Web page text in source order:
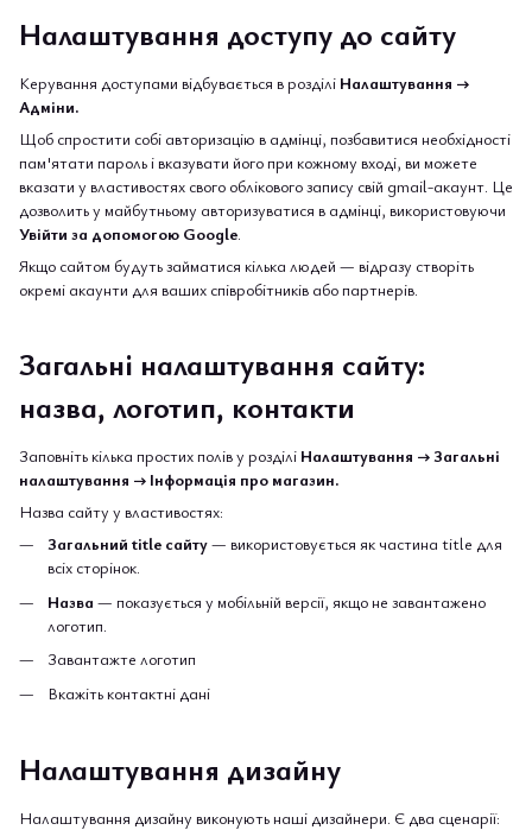
Налаштування доступу до сайту
Керування доступами відбувається в розділі Налаштування →
Адміни.
Щоб спростити собі авторизацію в адмінці, позбавитися необхідності
пам'ятати пароль і вказувати його при кожному вході, ви можете
вказати у властивостях свого облікового запису свій gmail-акаунт. Це
дозволить у майбутньому авторизуватися в адмінці, використовуючи
Увійти за допомогою Google.
Якщо сайтом будуть займатися кілька людей — відразу створіть
окремі акаунти для ваших співробітників або партнерів.
Загальні налаштування сайту:
назва, логотип, контакти
Заповніть кілька простих полів у розділі Налаштування →Загальні
налаштування → Інформація про магазин.
Назва сайту у властивостях:
Загальний title сайту— використовується як частина title для
всіх сторінок.
Назва — показується у мобільній версії, якщо не завантажено
логотип.
Завантажте логотип
Вкажіть контактні дані
Налаштування дизайну
Налаштування дизайну виконують наші дизайнери. Є два сценарії: